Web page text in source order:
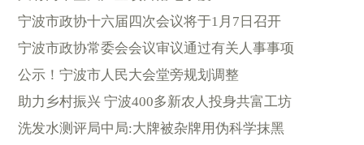
宁波市政协十六届四次会议将于1月7日召开
宁波市政协常委会会议审议通过有关人事事项
公示！宁波市人民大会堂旁规划调整
助力乡村振兴 宁波400多新农人投身共富工坊
洗发水测评局中局:大牌被杂牌用伪科学抹黑